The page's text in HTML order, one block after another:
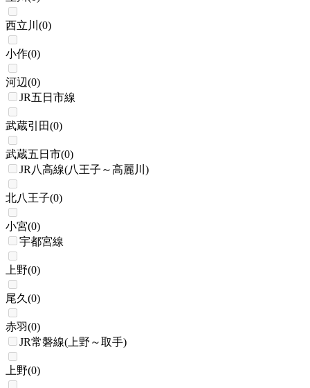
西立川 (0)
小作(0)
河辺(0)
JR五日市線
武蔵引田(0)
武蔵五日市(0)
JR八高線(八王子～高麗川)
北八王子(0)
小宮(0)
宇都宮線
上野(0)
尾久 (0)
赤羽(0)
JR常磐線(上野～取手)
上野(0)